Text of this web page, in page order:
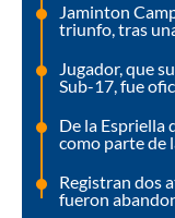
Jaminton
triunfo, tras
Jugador, que
Sub-17, fue
De la Espriella
como parte de
Registran dos
fueron